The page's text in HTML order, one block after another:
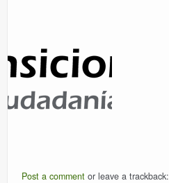
Post a comment or leave a trackback: